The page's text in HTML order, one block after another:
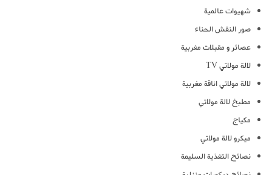
شهيوات عالمية
صور النقش الحناء
عصائر و مقبلات مغربية
لالة مولاتي TV
لالة مولاتي اناقة مغربية
مطبخ لالة مولاتي
مكياج
ميكرو لالة مولاتي
نصائح التغذية السليمة